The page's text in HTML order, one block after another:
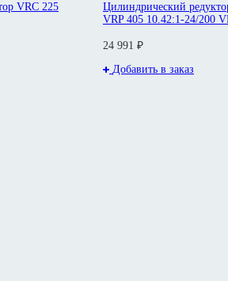
VRC 225
Цилиндрический
VRP 405 10.42:1-24/200
24 991 ₽
Добавить в заказ